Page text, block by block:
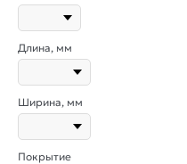
Длина, мм
Ширина, мм
Покрытие